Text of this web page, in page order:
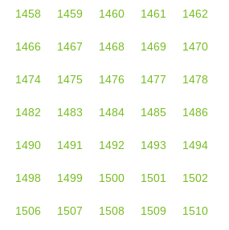
1458 1459 1460 1461 1462
1466 1467 1468 1469 1470
1474 1475 1476 1477 1478
1482 1483 1484 1485 1486
1490 1491 1492 1493 1494
1498 1499 1500 1501 1502
1506 1507 1508 1509 1510